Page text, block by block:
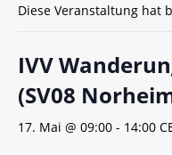
Diese Veranstaltung hat
IVV
(SV08
17. Mai @ 09:00 - 14:00